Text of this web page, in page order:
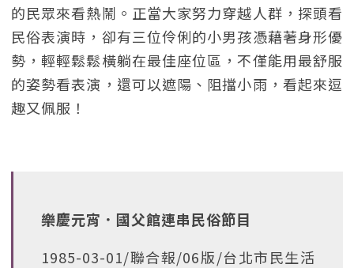
的民眾來看熱鬧。正當大家努力穿越人群，探頭看
民俗表演時，卻有三位伶俐的小男孩憑藉著身形優
勢，輕輕鬆鬆橫躺在最佳座位區，不僅能用最舒服
的姿勢看表演，還可以遮陽、阻擋小雨，看起來逗
趣又佩服！
樂慶元宵．國父館連串民俗節目
1985-03-01/聯合報/06版/台北市民生活